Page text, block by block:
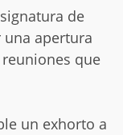
de
apertura
que
un exhorto a